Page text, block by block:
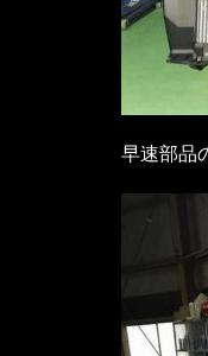
早速部品